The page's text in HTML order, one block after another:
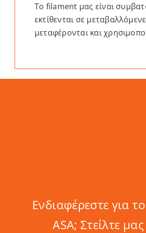
Το filament μας είναι
εκτίθενται σε
μεταφέρονται και
Ενδιαφέρεστε για
ASA; Στείλτε